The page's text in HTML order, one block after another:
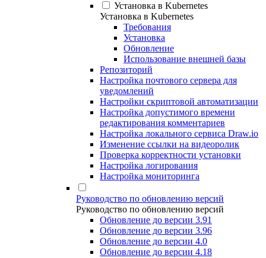
Установка в Kubernetes
Установка в Kubernetes
Требования
Установка
Обновление
Использование внешней базы
Репозиторий
Настройка почтового сервера для
уведомлений
Настройки скриптовой автоматизации
Настройка допустимого времени
редактирования комментариев
Настройка локального сервиса Draw.io
Изменение ссылки на видеоролик
Проверка корректности установки
Настройка логирования
Настройка мониторинга
Руководство по обновлению версий
Руководство по обновлению версий
Обновление до версии 3.91
Обновление до версии 3.96
Обновление до версии 4.0
Обновление до версии 4.18